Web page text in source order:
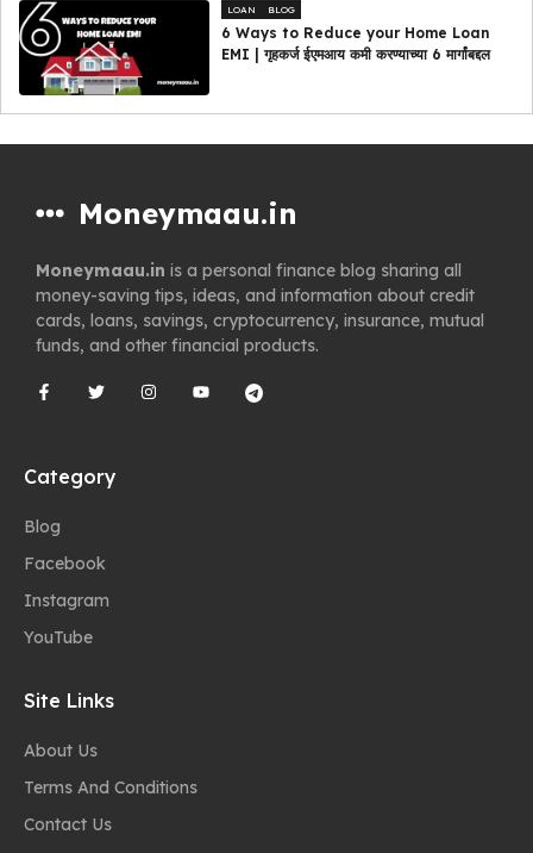
LOAN BLOG
6 Ways to Reduce your Home Loan
EMI | गृहकर्ज ईएमआय कमी करण्याच्या 6 मार्गांबद्दल
Moneymaau.in
Moneymaau.in is a personal finance blog sharing all
money-saving tips, ideas, and information about credit
cards, loans, savings, cryptocurrency, insurance, mutual
funds, and other financial products.
Category
Blog
Facebook
Instagram
YouTube
Site Links
About Us
Terms And Conditions
Contact Us